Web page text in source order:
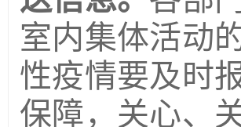
室内集体活动
性疫情要及时
保障，关心、